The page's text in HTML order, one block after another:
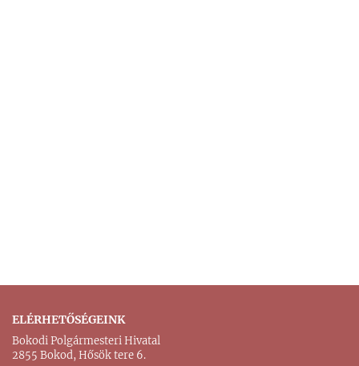
ELÉRHETŐSÉGEINK
Bokodi Polgármesteri Hivatal
2855 Bokod, Hősök tere 6.